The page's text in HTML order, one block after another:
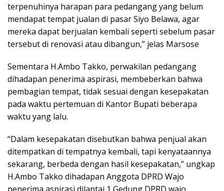
terpenuhinya harapan para pedangang yang belum
mendapat tempat jualan di pasar Siyo Belawa, agar
mereka dapat berjualan kembali seperti sebelum pasar
tersebut di renovasi atau dibangun,” jelas Marsose
Sementara H.Ambo Takko, perwakilan pedangang
dihadapan penerima aspirasi, membeberkan bahwa
pembagian tempat, tidak sesuai dengan kesepakatan
pada waktu pertemuan di Kantor Bupati beberapa
waktu yang lalu.
“Dalam kesepakatan disebutkan bahwa penjual akan
ditempatkan di tempatnya kembali, tapi kenyataannya
sekarang, berbeda dengan hasil kesepakatan,” ungkap
H.Ambo Takko dihadapan Anggota DPRD Wajo